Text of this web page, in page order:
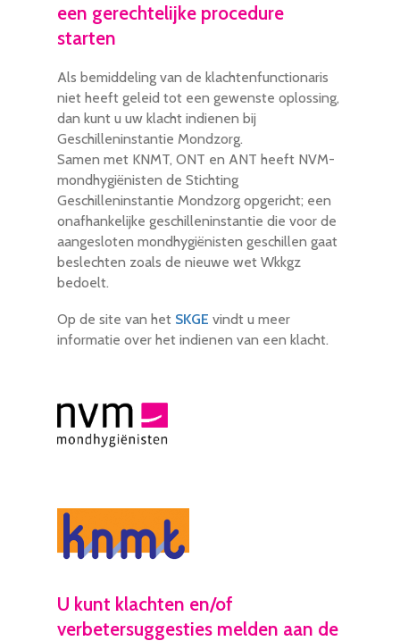
een gerechtelijke procedure
starten
Als bemiddeling van de klachtenfunctionaris
niet heeft geleid tot een gewenste oplossing,
dan kunt u uw klacht indienen bij
Geschilleninstantie Mondzorg.
Samen met KNMT, ONT en ANT heeft NVM-
mondhygiënisten de Stichting
Geschilleninstantie Mondzorg opgericht; een
onafhankelijke geschilleninstantie die voor de
aangesloten mondhygiënisten geschillen gaat
beslechten zoals de nieuwe wet Wkkgz
bedoelt.
Op de site van het SKGE vindt u meer
informatie over het indienen van een klacht.
U kunt klachten en/of
verbetersuggesties melden aan de